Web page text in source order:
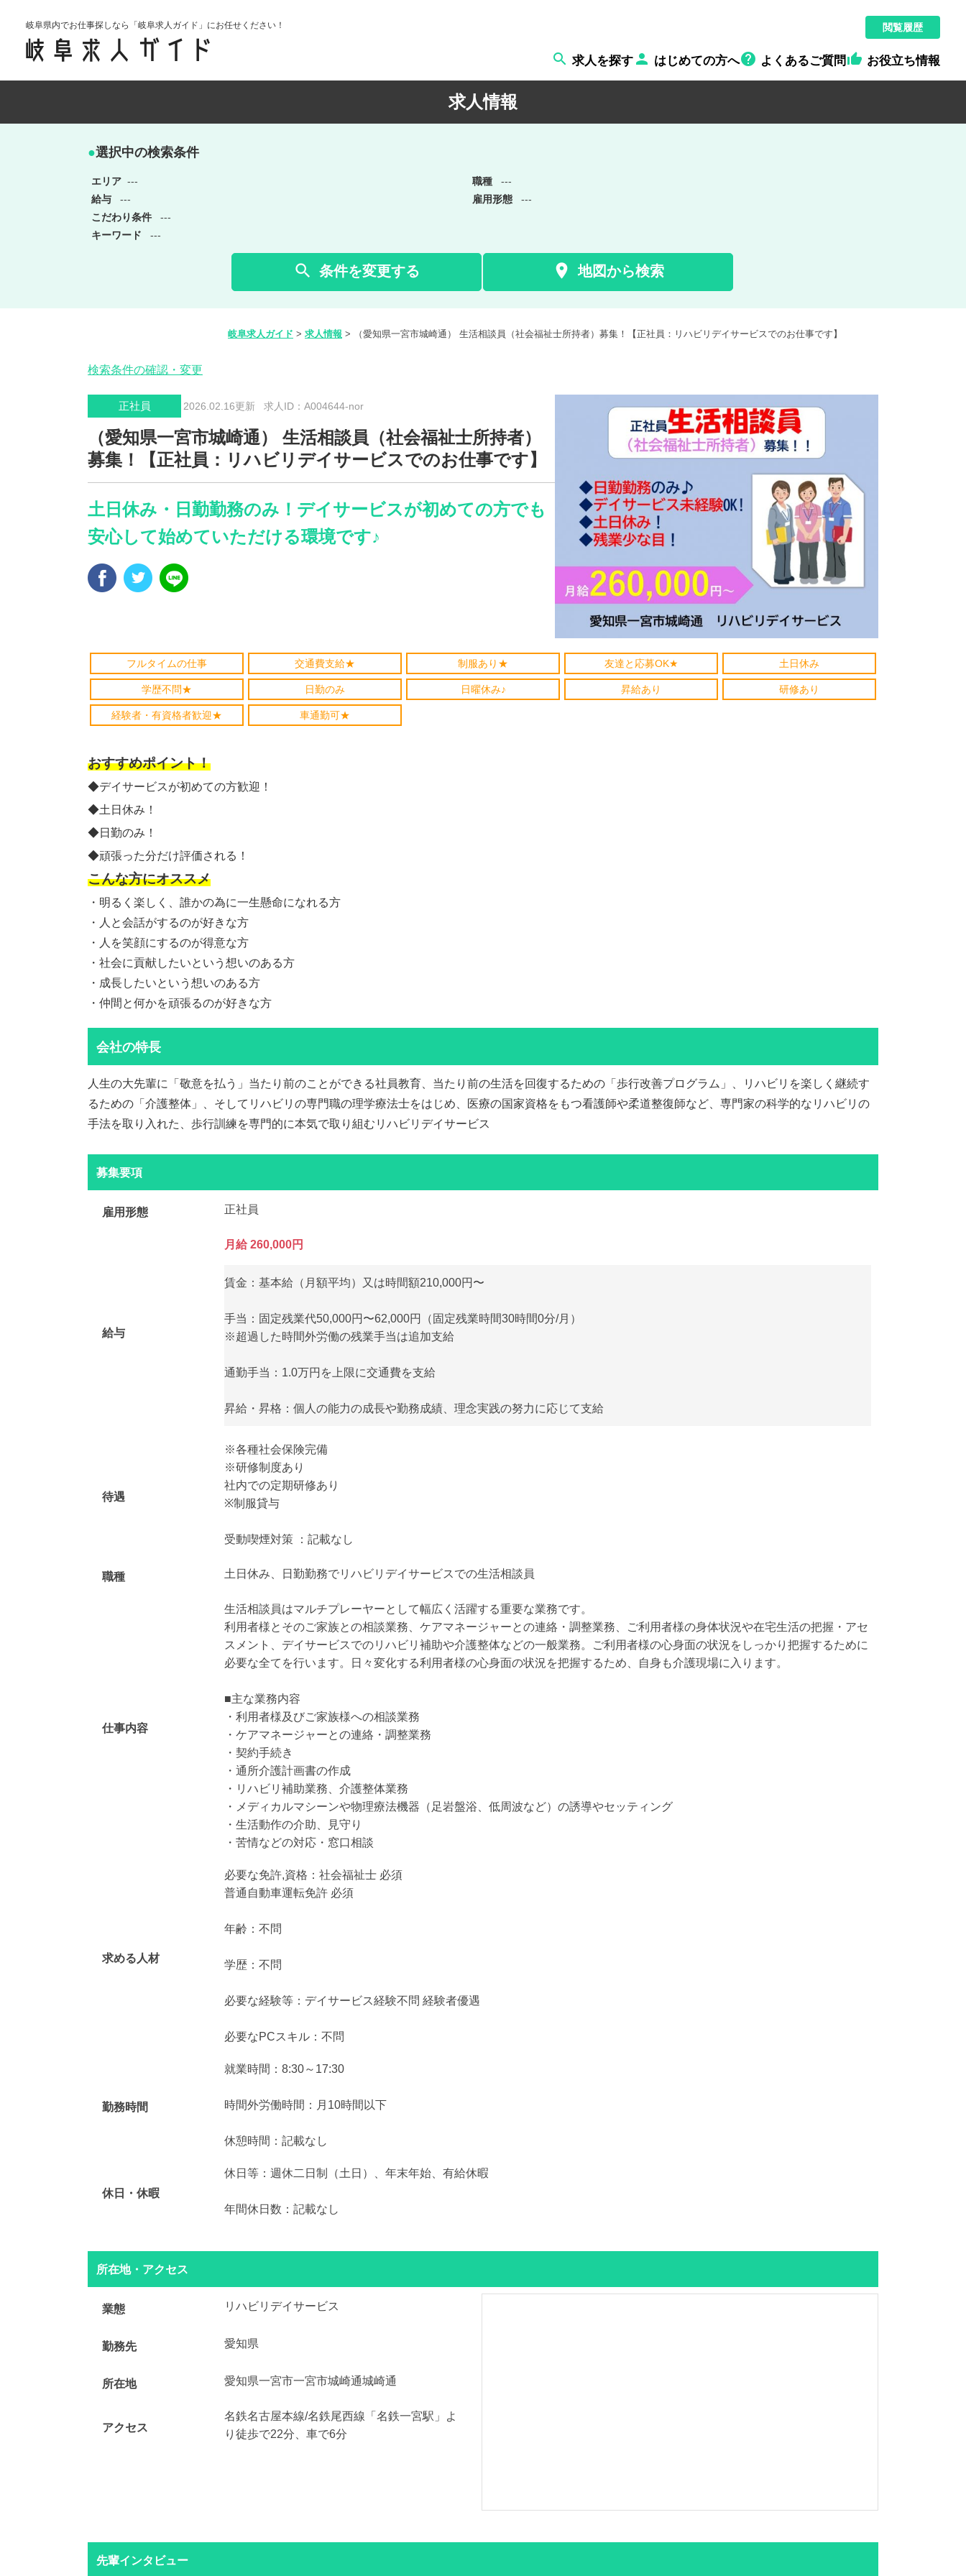
岐阜県内でお仕事探しなら「岐阜求人ガイド」にお任せください！ 閲覧履歴
 求人を探す  はじめての方へ よくあるご質問  お役立ち情報
求人情報
●選択中の検索条件
エリア --- 職種
---
給与
--- 雇用形態
---
こだわり条件
---
キーワード
---
 条件を変更する  地図から検索
岐阜求人ガイド > 求人情報 > （愛知県一宮市城崎通） 生活相談員（社会福祉士所持者）募集！【正社員：リハビリデイサービスでのお仕事です】
検索条件の確認・変更
正社員 2026.02.16更新 求人ID：A004644-nor
（愛知県一宮市城崎通） 生活相談員（社会福祉士所持者）
募集！【正社員：リハビリデイサービスでのお仕事です】
土日休み・日勤勤務のみ！デイサービスが初めての方でも
安心して始めていただける環境です♪
フルタイムの仕事 交通費支給★ 制服あり★ 友達と応募OK★ 土日休み
学歴不問★ 日勤のみ 日曜休み♪ 昇給あり 研修あり
経験者・有資格者歓迎★ 車通勤可★
おすすめポイント！
◆デイサービスが初めての方歓迎！
◆土日休み！
◆日勤のみ！
◆頑張った分だけ評価される！
こんな方にオススメ
・明るく楽しく、誰かの為に一生懸命になれる方
・人と会話がするのが好きな方
・人を笑顔にするのが得意な方
・社会に貢献したいという想いのある方
・成長したいという想いのある方
・仲間と何かを頑張るのが好きな方
会社の特長
人生の大先輩に「敬意を払う」当たり前のことができる社員教育、当たり前の生活を回復するための「歩行改善プログラム」、リハビリを楽しく継続す
るための「介護整体」、そしてリハビリの専門職の理学療法士をはじめ、医療の国家資格をもつ看護師や柔道整復師など、専門家の科学的なリハビリの
手法を取り入れた、歩行訓練を専門的に本気で取り組むリハビリデイサービス
募集要項
雇用形態 正社員
給与
月給 260,000円
賃金：基本給（月額平均）又は時間額210,000円〜
手当：固定残業代50,000円〜62,000円（固定残業時間30時間0分/月）
※超過した時間外労働の残業手当は追加支給
通勤手当：1.0万円を上限に交通費を支給
昇給・昇格：個人の能力の成長や勤務成績、理念実践の努力に応じて支給
待遇
※各種社会保険完備
※研修制度あり
社内での定期研修あり
※制服貸与
受動喫煙対策 ：記載なし
職種 土日休み、日勤勤務でリハビリデイサービスでの生活相談員
仕事内容
生活相談員はマルチプレーヤーとして幅広く活躍する重要な業務です。
利用者様とそのご家族との相談業務、ケアマネージャーとの連絡・調整業務、ご利用者様の身体状況や在宅生活の把握・アセ
スメント、デイサービスでのリハビリ補助や介護整体などの一般業務。ご利用者様の心身面の状況をしっかり把握するために
必要な全てを行います。日々変化する利用者様の心身面の状況を把握するため、自身も介護現場に入ります。
■主な業務内容
・利用者様及びご家族様への相談業務
・ケアマネージャーとの連絡・調整業務
・契約手続き
・通所介護計画書の作成
・リハビリ補助業務、介護整体業務
・メディカルマシーンや物理療法機器（足岩盤浴、低周波など）の誘導やセッティング
・生活動作の介助、見守り
・苦情などの対応・窓口相談
求める人材
必要な免許,資格：社会福祉士 必須
普通自動車運転免許 必須
年齢：不問
学歴：不問
必要な経験等：デイサービス経験不問 経験者優遇
必要なPCスキル：不問
勤務時間
就業時間：8:30～17:30
時間外労働時間：月10時間以下
休憩時間：記載なし
休日・休暇
休日等：週休二日制（土日）、年末年始、有給休暇
年間休日数：記載なし
所在地・アクセス
業態 リハビリデイサービス
勤務先 愛知県
所在地 愛知県一宮市一宮市城崎通城崎通
アクセス
名鉄名古屋本線/名鉄尾西線「名鉄一宮駅」よ
り徒歩で22分、車で6分
先輩インタビュー